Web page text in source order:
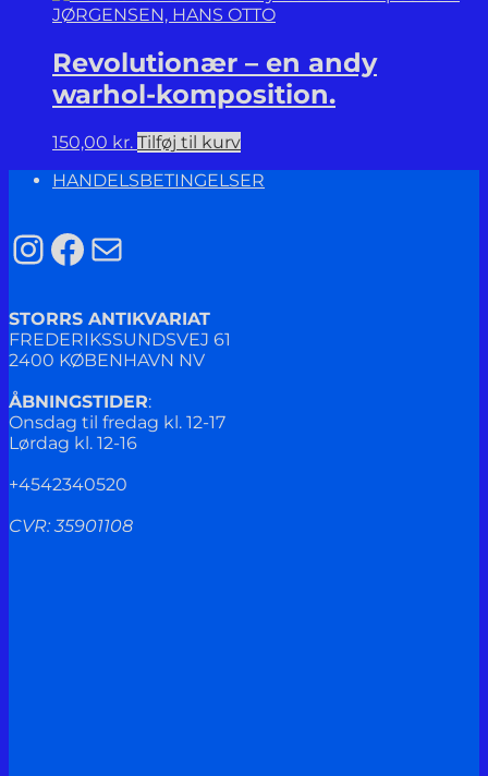
JØRGENSEN, HANS OTTO
Revolutionær – en andy
warhol-komposition.
150,00 kr. Tilføj til kurv
HANDELSBETINGELSER
Instagram
Facebook
Mail
STORRS ANTIKVARIAT
FREDERIKSSUNDSVEJ 61
2400 KØBENHAVN NV
ÅBNINGSTIDER:
Onsdag til fredag kl. 12-17
Lørdag kl. 12-16
+4542340520
CVR: 35901108